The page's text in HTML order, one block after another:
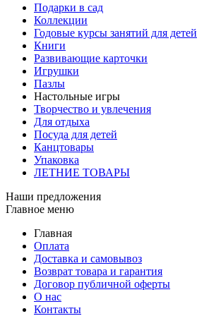
Подарки в сад
Коллекции
Годовые курсы занятий для детей
Книги
Развивающие карточки
Игрушки
Пазлы
Настольные игры
Творчество и увлечения
Для отдыха
Посуда для детей
Канцтовары
Упаковка
ЛЕТНИЕ ТОВАРЫ
Наши предложения
Главное меню
Главная
Оплата
Доставка и самовывоз
Возврат товара и гарантия
Договор публичной оферты
О нас
Контакты